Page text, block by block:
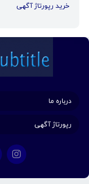
خرید رپورتاژ آگهی
درباره ما
رپورتاژ آگهی